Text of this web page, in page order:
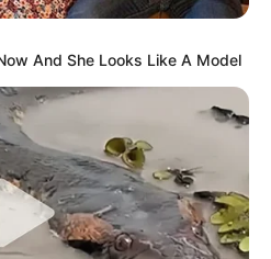
And She Looks Like A Model